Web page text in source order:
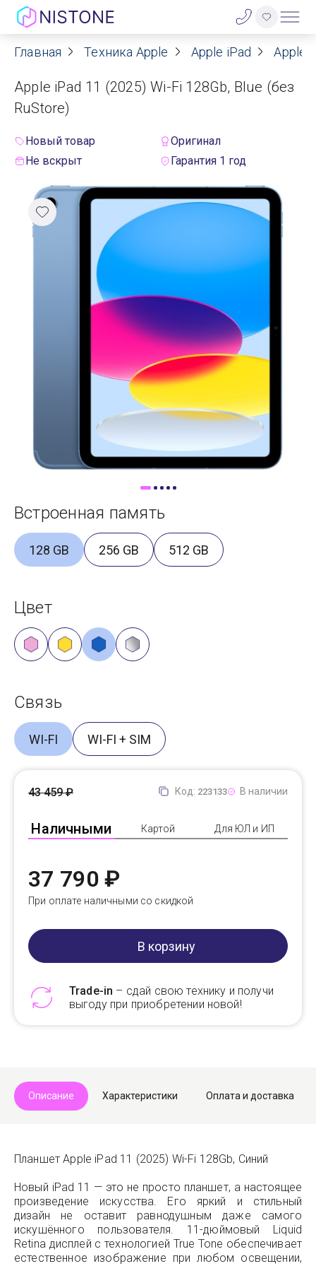
Акции
О нас
Договор оферты
Реквизиты
Контакты
Гарантия
Trade-In
Главная Техника Apple Apple iPad Apple
Apple iPad 11 (2025) Wi-Fi 128Gb, Blue (без
RuStore)
Новый товар
Оригинал
Не вскрыт
Гарантия 1 год
Встроенная память
128 GB 256 GB 512 GB
Цвет
Связь
WI-FI WI-FI + SIM
Код: 223133 В наличии
Наличными Картой Для ЮЛ и ИП
43 459 ₽
37 790 ₽
При оплате наличными со скидкой
В корзину
Trade-in – сдай свою технику и получи
выгоду при приобретении новой!
Описание Характеристики Оплата и доставка
Планшет Apple iPad 11 (2025) Wi-Fi 128Gb, Синий
Новый iPad 11 — это не просто планшет, а настоящее
произведение искусства. Его яркий и стильный
дизайн не оставит равнодушным даже самого
искушённого пользователя. 11-дюймовый Liquid
Retina дисплей с технологией True Tone обеспечивает
естественное изображение при любом освещении,